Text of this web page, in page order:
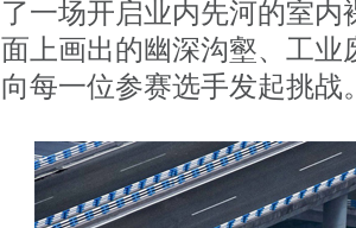
了一场开启业内先河的室
面上画出的幽深沟壑、工
向每一位参赛选手发起挑战